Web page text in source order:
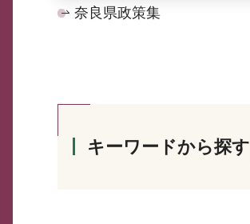
奈良県政策集
キーワードから探す